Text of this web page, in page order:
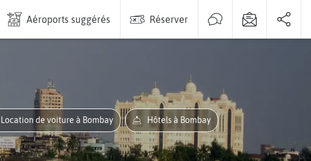
Aéroports suggérés Réserver
Location de voiture à Bombay Hôtels à Bombay